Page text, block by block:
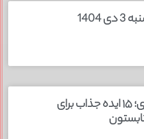
کفش تابستانی لاکچری؛ ۱۵ ایده‌ جذاب برای